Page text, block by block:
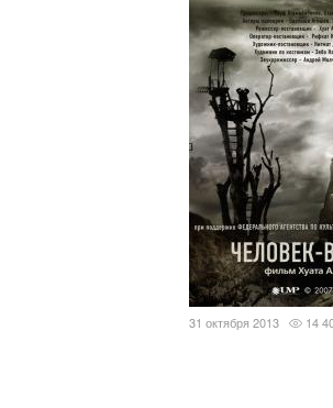
31 октября 2013 14